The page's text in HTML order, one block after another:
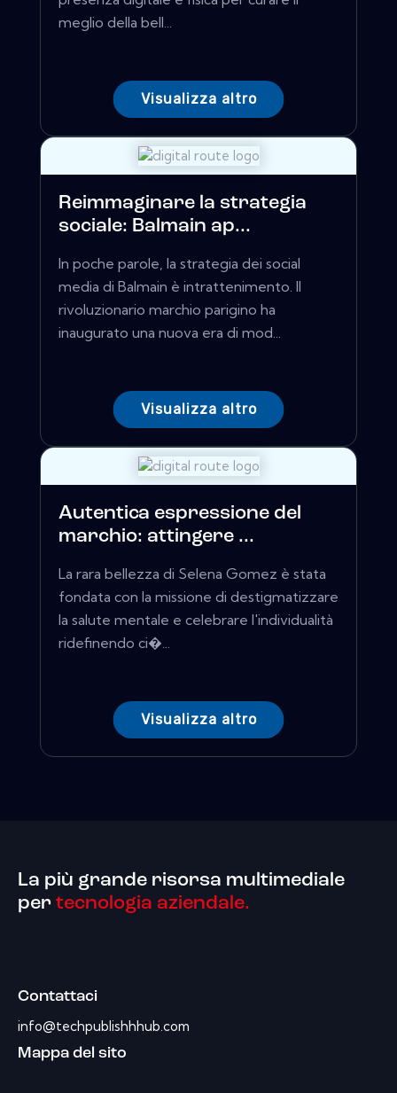
meglio della bell...
Visualizza altro
Reimmaginare la strategia
sociale: Balmain ap...
In poche parole, la strategia dei social
media di Balmain è intrattenimento. Il
rivoluzionario marchio parigino ha
inaugurato una nuova era di mod...
Visualizza altro
Autentica espressione del
marchio: attingere ...
La rara bellezza di Selena Gomez è stata
fondata con la missione di destigmatizzare
la salute mentale e celebrare l'individualità
ridefinendo ci�...
Visualizza altro
La più grande risorsa multimediale
per tecnologia aziendale.
Contattaci
info@techpublishhhub.com
Mappa del sito